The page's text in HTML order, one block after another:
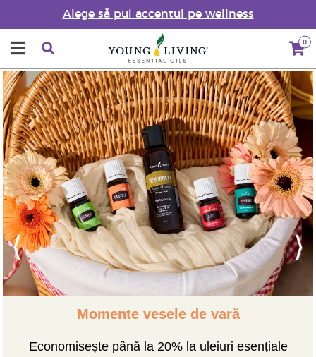
Alege să pui accentul pe wellness
0
Momente vesele de vară
Economisește până la 20% la uleiuri esențiale
Previous